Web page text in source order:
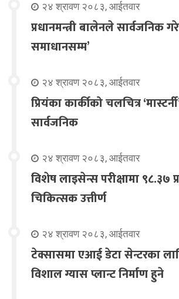
२४ श्रावण २०८३, आईतवार
प्रधानमन्त्री बालेनले सार्वजनिक
समाधानसम्म’
२४ श्रावण २०८३, आईतवार
प्रियंका कार्कीको चलचित्र
सार्वजनिक
२४ श्रावण २०८३, आईतवार
विशेष लाइसेन्स परीक्षामा ९८.३७
चिकित्सक उत्तीर्ण
२४ श्रावण २०८३, आईतवार
टेक्सासमा एआई डेटा सेन्टरका
विशाल ग्यास प्लान्ट निर्माण हुने